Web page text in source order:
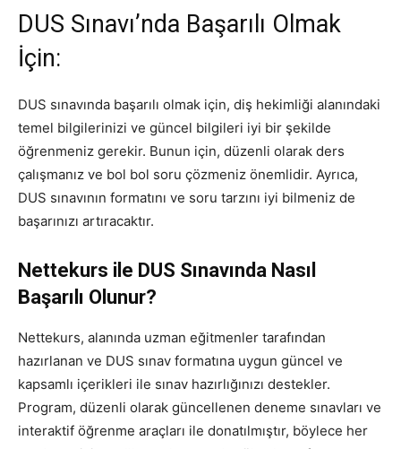
DUS Sınavı’nda Başarılı Olmak
İçin:
DUS sınavında başarılı olmak için, diş hekimliği alanındaki
temel bilgilerinizi ve güncel bilgileri iyi bir şekilde
öğrenmeniz gerekir. Bunun için, düzenli olarak ders
çalışmanız ve bol bol soru çözmeniz önemlidir. Ayrıca,
DUS sınavının formatını ve soru tarzını iyi bilmeniz de
başarınızı artıracaktır.
Nettekurs ile DUS Sınavında Nasıl
Başarılı Olunur?
Nettekurs, alanında uzman eğitmenler tarafından
hazırlanan ve DUS sınav formatına uygun güncel ve
kapsamlı içerikleri ile sınav hazırlığınızı destekler.
Program, düzenli olarak güncellenen deneme sınavları ve
interaktif öğrenme araçları ile donatılmıştır, böylece her